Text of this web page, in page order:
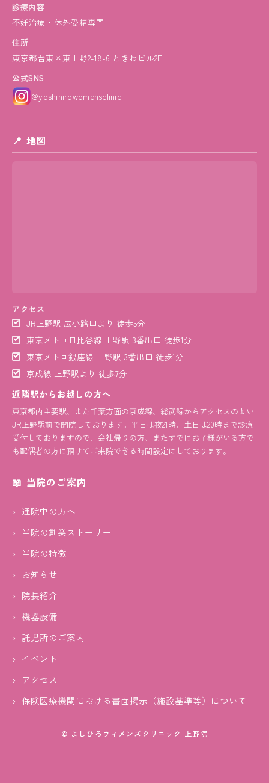
診療内容
不妊治療・体外受精専門
住所
東京都台東区東上野2-18-6 ときわビル2F
公式SNS
@yoshihirowomensclinic
地図
アクセス
JR上野駅 広小路口より 徒歩5分
東京メトロ日比谷線 上野駅 3番出口 徒歩1分
東京メトロ銀座線 上野駅 3番出口 徒歩1分
京成線 上野駅より 徒歩7分
近隣駅からお越しの方へ
東京都内主要駅、また千葉方面の京成線、総武線からアクセスのよい
JR上野駅前で開院しております。平日は夜21時、土日は20時まで診療
受付しておりますので、会社帰りの方、またすでにお子様がいる方で
も配偶者の方に預けてご来院できる時間設定にしております。
当院のご案内
通院中の方へ
当院の創業ストーリー
当院の特徴
お知らせ
院長紹介
機器設備
託児所のご案内
イベント
アクセス
保険医療機関における書面掲示（施設基準等）について
© よしひろウィメンズクリニック 上野院